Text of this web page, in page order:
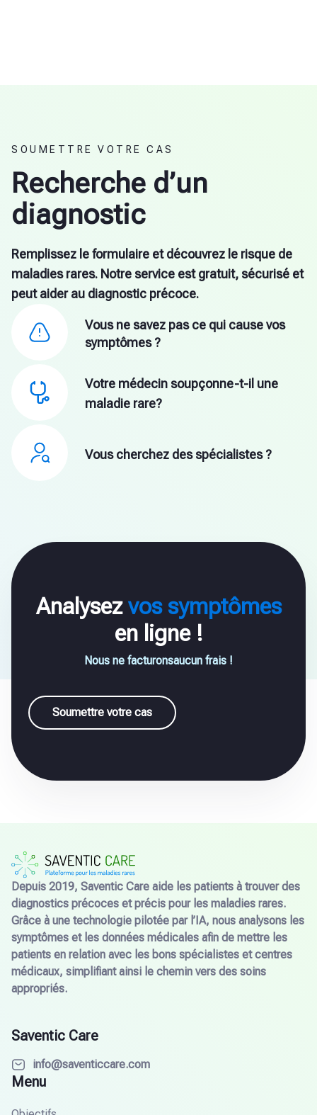
SOUMETTRE VOTRE CAS
Recherche d’un
diagnostic
Remplissez le formulaire et découvrez le risque de
maladies rares. Notre service est gratuit, sécurisé et
peut aider au diagnostic précoce.
Vous ne savez pas ce qui cause vos
symptômes ?
Votre médecin soupçonne-t-il une
maladie rare?
Vous cherchez des spécialistes ?
Analysezvos symptômes
en ligne !
Nous ne facturonsaucun frais !
Soumettre votre cas
Depuis 2019, Saventic Care aide les patients à trouver des
diagnostics précoces et précis pour les maladies rares.
Grâce à une technologie pilotée par l’IA, nous analysons les
symptômes et les données médicales afin de mettre les
patients en relation avec les bons spécialistes et centres
médicaux, simplifiant ainsi le chemin vers des soins
appropriés.
Saventic Care
info@saventiccare.com
Menu